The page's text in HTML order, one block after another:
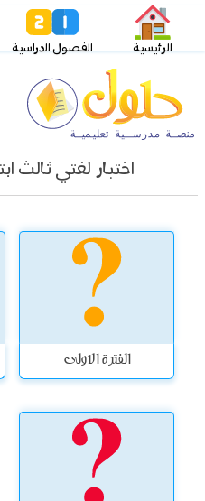
الرئيسية الفصول الدراسية
اختبار لغتي ثالث
الفترة الاولى